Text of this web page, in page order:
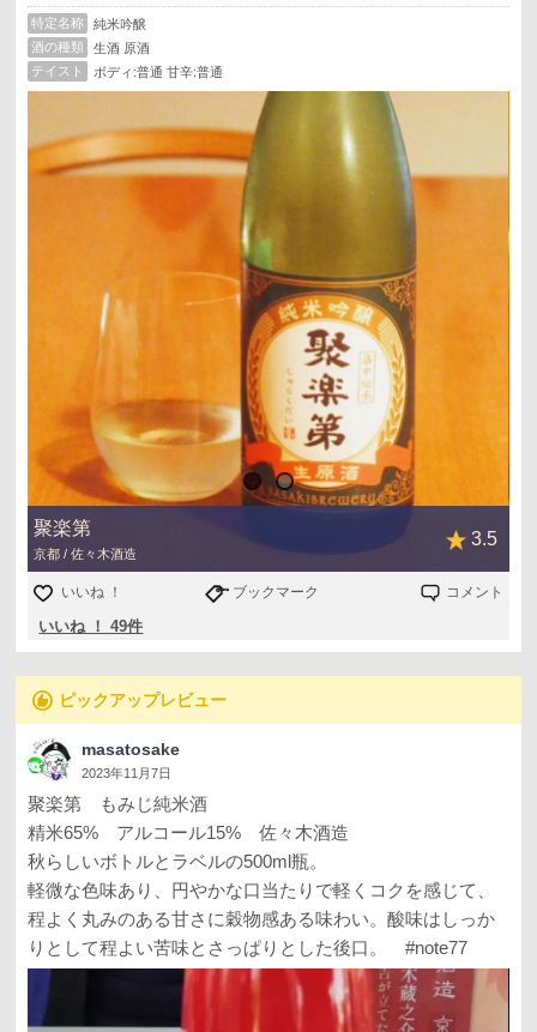
特定名称
純米吟醸
酒の種類
生酒 原酒
テイスト
ボディ:普通 甘辛:普通
聚楽第
京都 / 佐々木酒造
3.5
いいね ！ ブックマーク コメント
いいね ！ 49件
recommend ピックアップレビュー
masatosake
2023年11月7日
聚楽第 もみじ純米酒
精米65% アルコール15% 佐々木酒造
秋らしいボトルとラベルの500ml瓶。
軽微な色味あり、円やかな口当たりで軽くコクを感じて、
程よく丸みのある甘さに穀物感ある味わい。酸味はしっか
りとして程よい苦味とさっぱりとした後口。 #note77